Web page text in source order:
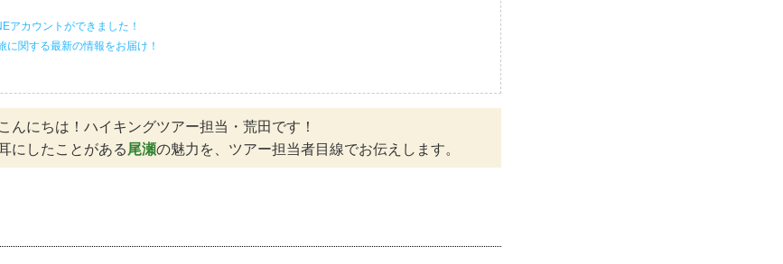
アカウントができました！
に関する最新の情報をお届け！
んにちは！ハイキングツアー担当・荒田です！
にしたことがある 尾瀬の魅力を、ツアー担当者目線でお伝えします。